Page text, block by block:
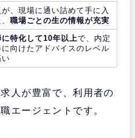
、現場に通い詰めて手に入
職場ごとの生の情報が充実
に特化して10年以上で、内定
に向けたアドバイスのレベル
人が豊富で、利用者の
エージェントです。